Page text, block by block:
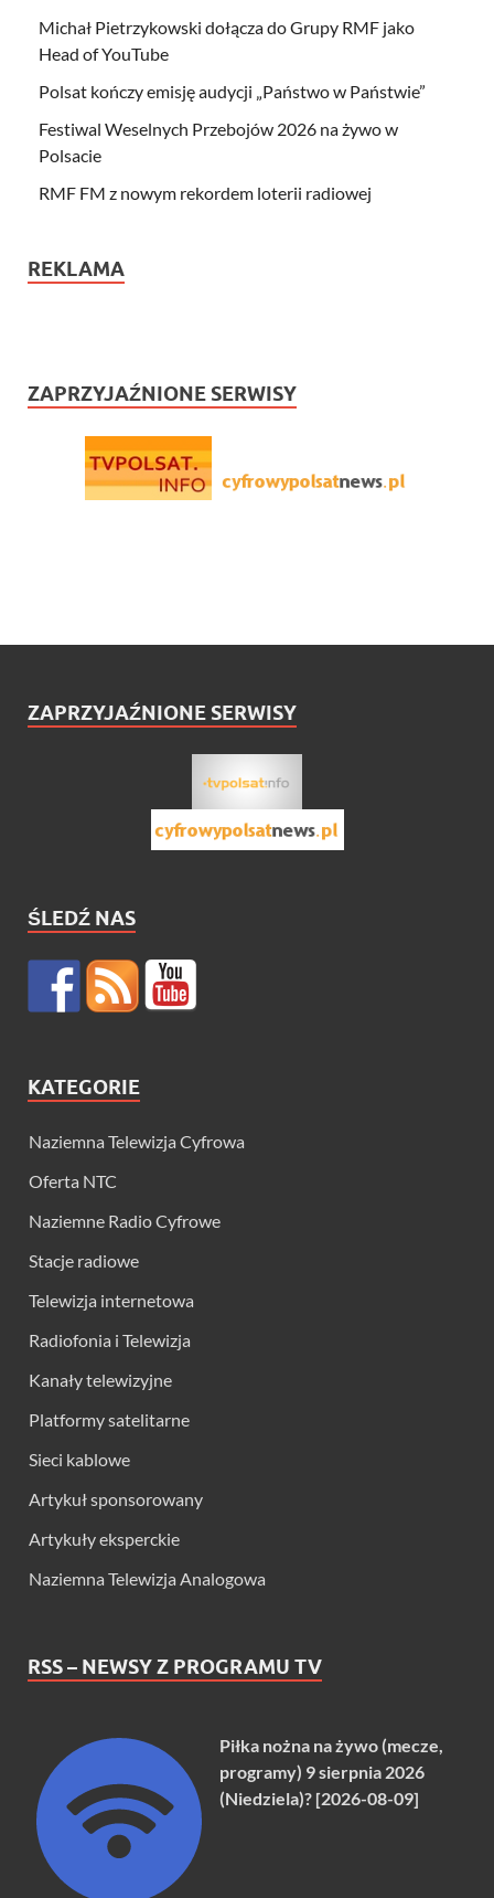
Michał Pietrzykowski dołącza do Grupy RMF jako
Head of YouTube
Polsat kończy emisję audycji „Państwo w Państwie”
Festiwal Weselnych Przebojów 2026 na żywo w
Polsacie
RMF FM z nowym rekordem loterii radiowej
REKLAMA
ZAPRZYJAŹNIONE SERWISY
ZAPRZYJAŹNIONE SERWISY
ŚLEDŹ NAS
KATEGORIE
Naziemna Telewizja Cyfrowa
Oferta NTC
Naziemne Radio Cyfrowe
Stacje radiowe
Telewizja internetowa
Radiofonia i Telewizja
Kanały telewizyjne
Platformy satelitarne
Sieci kablowe
Artykuł sponsorowany
Artykuły eksperckie
Naziemna Telewizja Analogowa
RSS – NEWSY Z PROGRAMU TV
Piłka nożna na żywo (mecze,
programy) 9 sierpnia 2026
(Niedziela)? [2026-08-09]